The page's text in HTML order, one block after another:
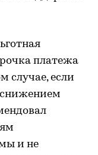
платежа
случае, если
снижением
и не